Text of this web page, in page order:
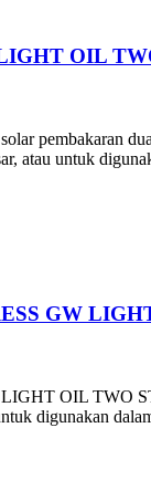
OIL
pembakaran
atau untuk
GW
OIL TWO
digunakan